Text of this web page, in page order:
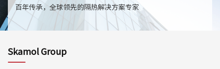
百年传承，全球领先的隔热解决方案专家
Skamol Group